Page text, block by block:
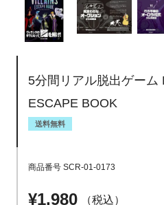
5分間リアル脱出ゲーム
ESCAPE BOOK
送料無料
商品番号 SCR-01-0173
¥1,980 税込